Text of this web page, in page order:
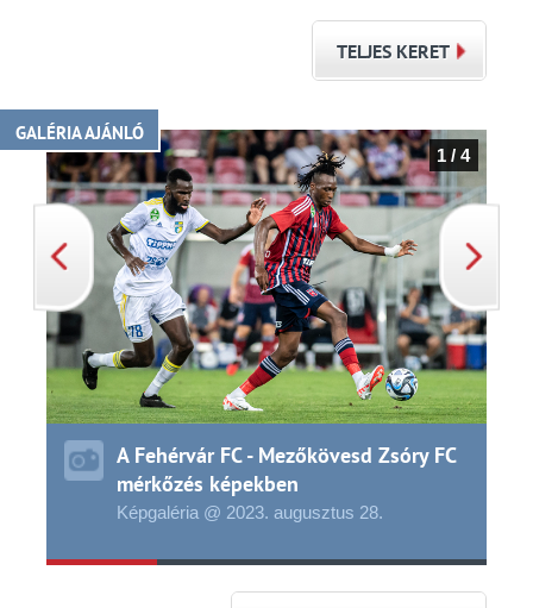
TELJES KERET
GALÉRIA AJÁNLÓ
A Fehérvár FC - Mezőkövesd Zsóry FC
mérkőzés képekben
Képgaléria @ 2023. augusztus 28.
1 / 4